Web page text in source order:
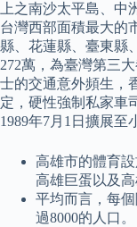
上之南沙太平島、中
台灣西部面積最大的
縣、花蓮縣、臺東縣
272萬，為臺灣第三
士的交通意外頻生，
定，硬性強制私家車
1989年7月1日擴展至
高雄市的體育
高雄巨蛋以及高
平均而言，每
過8000的人口。